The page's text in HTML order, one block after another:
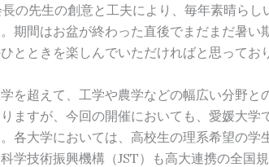
の先生の創意と工夫により、毎年素晴ら
期間はお盆が終わった直後でまだまだ暑
とときを楽しんでいただければと思ってお
超えて、工学や農学などの幅広い分野
ますが、今回の開催においても、愛媛大
各大学においては、高校生の理系希望の
学技術振興機構（JST）も高大連携の全国